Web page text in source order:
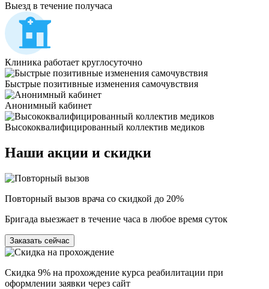
Выезд в течение получаса
Клиника работает круглосуточно
Быстрые позитивные изменения самочувствия
Анонимный кабинет
Высококвалифицированный коллектив медиков
Наши акции и скидки
Повторный вызов врача со скидкой до 20%
Бригада выезжает в течение часа в любое время суток
Заказать сейчас
Скидка 9% на прохождение курса реабилитации при
оформлении заявки через сайт